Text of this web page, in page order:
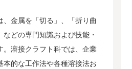
、金属を「切る」、「折り曲
どの専門知識および技能・
。溶接クラフト科では、企業
本的な工作法や各種溶接法お